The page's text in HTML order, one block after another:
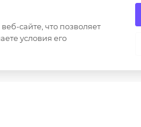
товаров
М.О,
округ,
сайте, что позволяет
условия его